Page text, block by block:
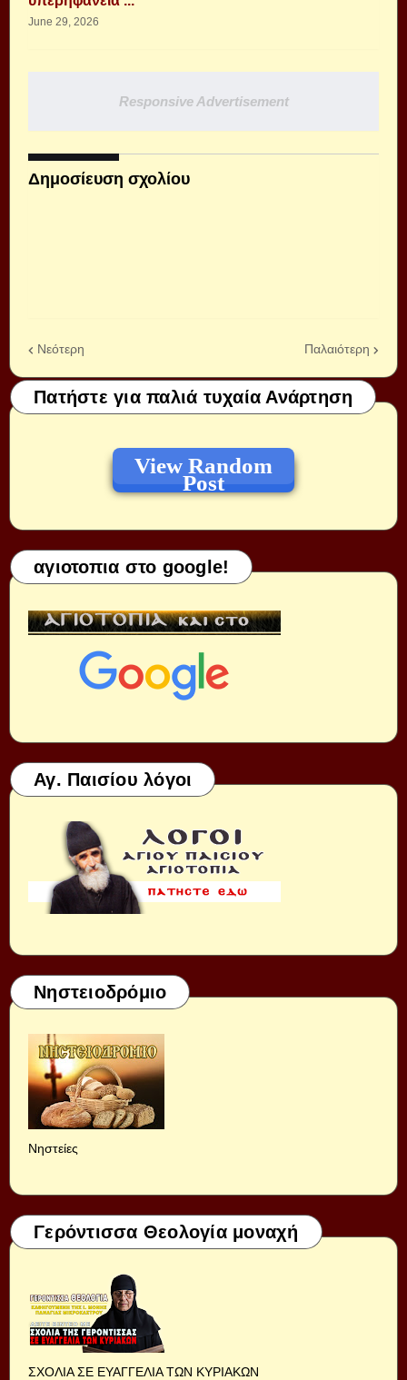
June 29, 2026
Responsive Advertisement
Δημοσίευση σχολίου
Νεότερη Παλαιότερη
Πατήστε για παλιά τυχαία Ανάρτηση
View Random
Post
αγιοτοπια στο google!
Αγ. Παισίου λόγοι
Νηστειοδρόμιο
Νηστείες
Γερόντισσα Θεολογία μοναχή
ΣΧΟΛΙΑ ΣΕ ΕΥΑΓΓΕΛΙΑ ΤΩΝ ΚΥΡΙΑΚΩΝ